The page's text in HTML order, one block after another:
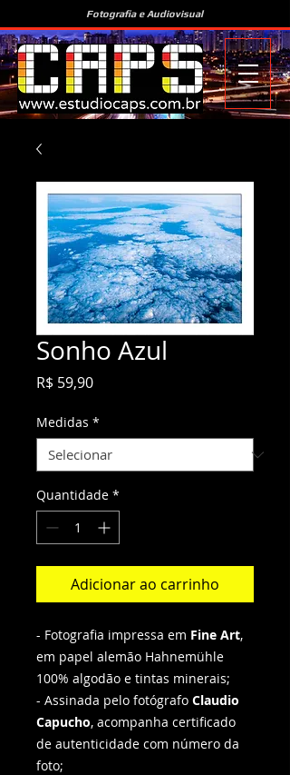
Fotografia e Audiovisual
Sonho Azul
R$ 59,90Preço
Medidas *
Quantidade *
Adicionar ao carrinho
- Fotografia impressa em Fine Art,
em papel alemão Hahnemühle
100% algodão e tintas minerais;
- Assinada pelo fotógrafo Claudio
Capucho, acompanha certificado
de autenticidade com número da
foto;